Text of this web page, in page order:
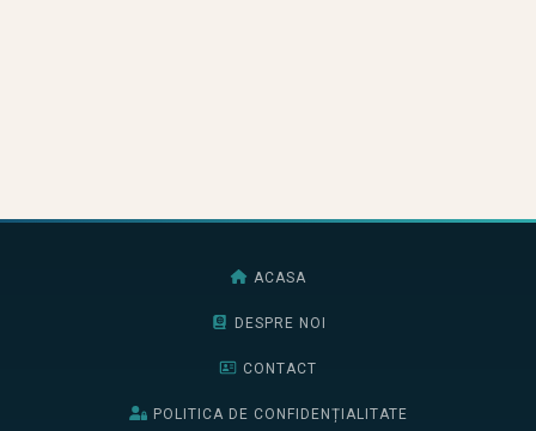
ACASA
DESPRE NOI
CONTACT
POLITICA DE CONFIDENȚIALITATE